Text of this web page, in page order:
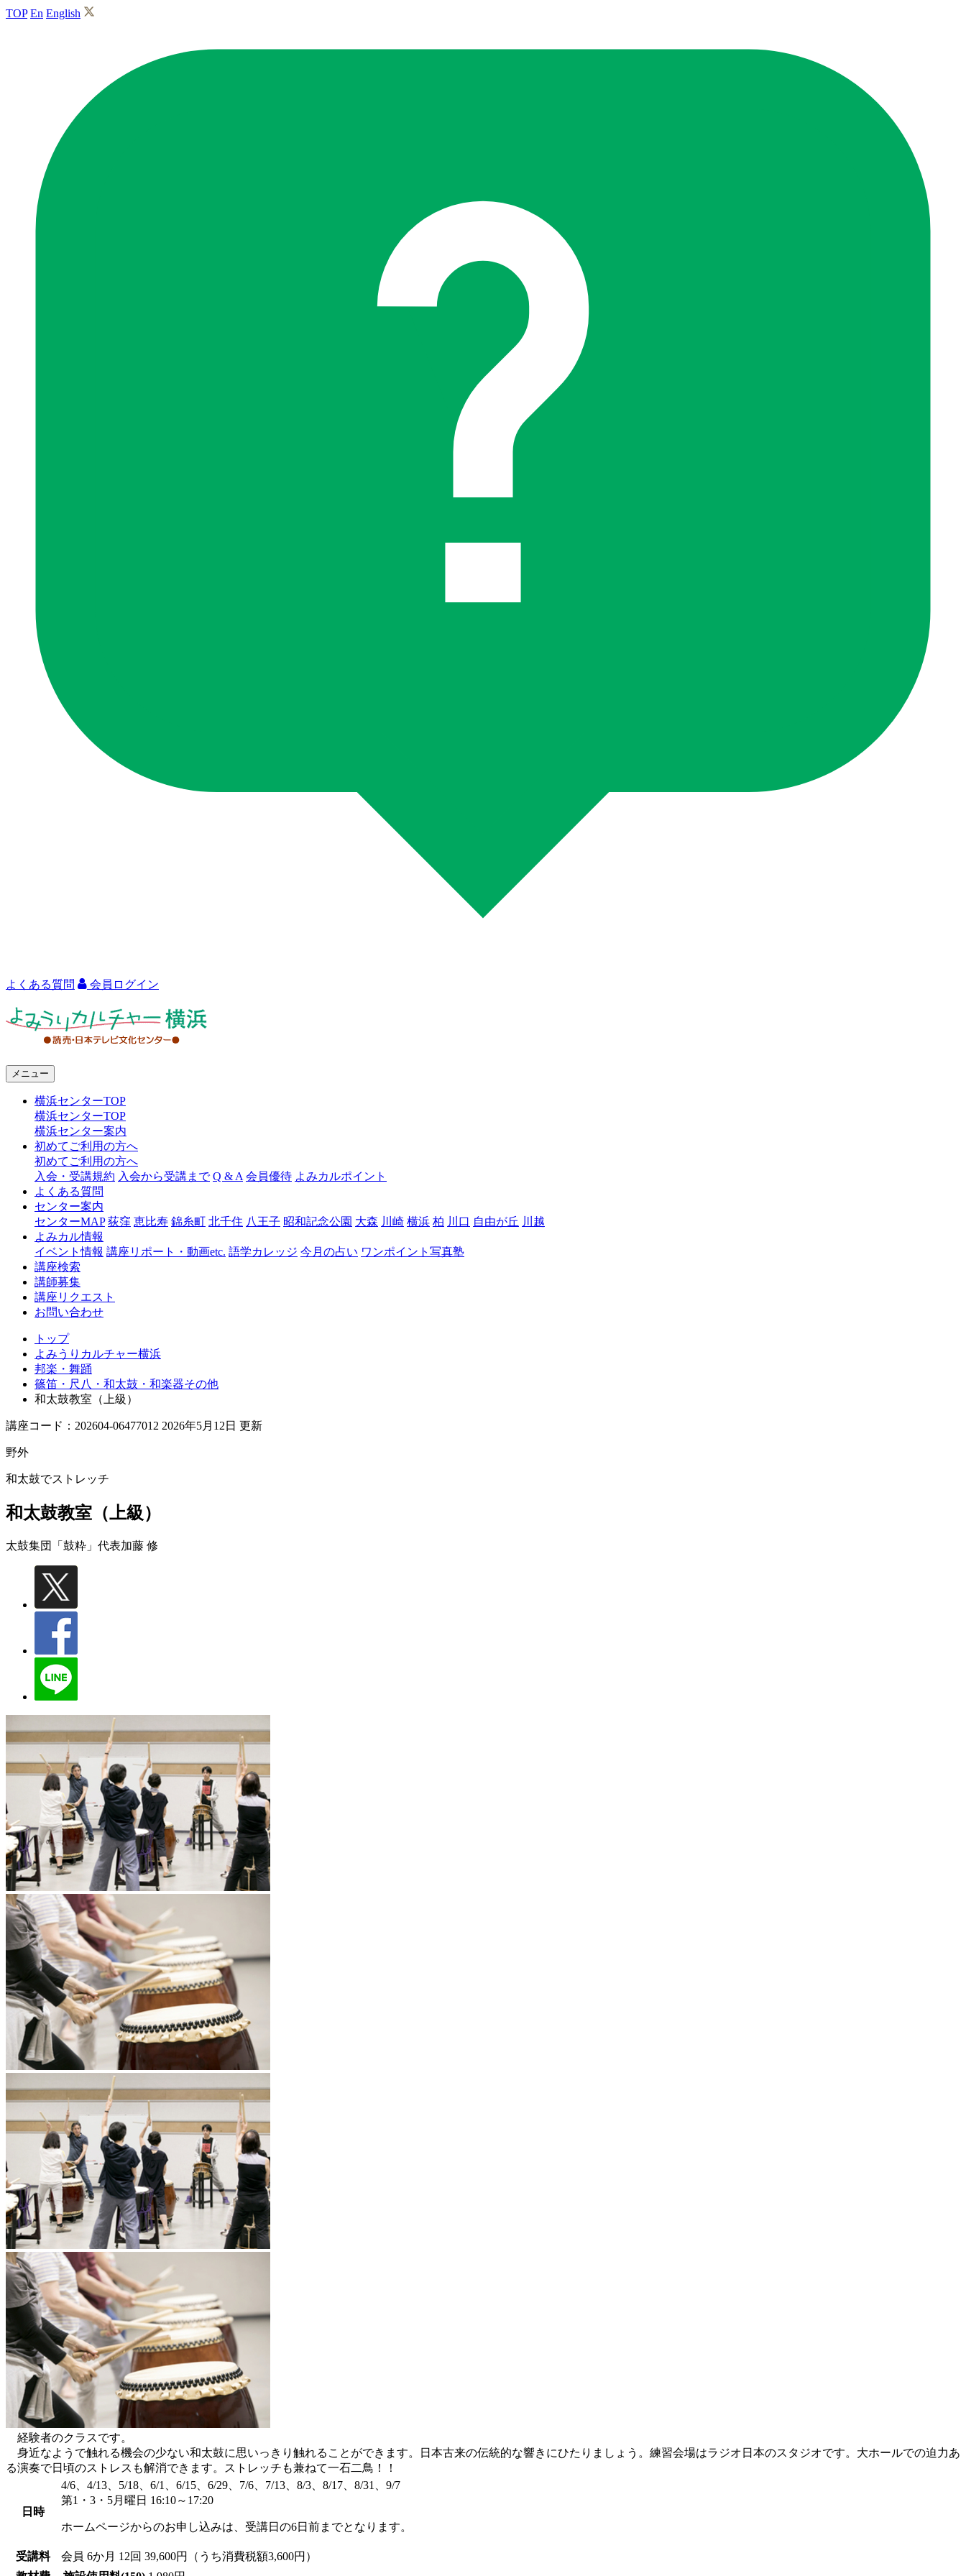
TOP En English
よくある質問 会員ログイン
ャ
横
浜
メニュー
横浜センターTOP
横浜センターTOP
横浜センター案内
初めてご利用の方へ
初めてご利用の方へ
入会・受講規約 入会から受講まで Q & A 会員優待 よみカルポイント
よくある質問
センター案内
センターMAP 荻窪 恵比寿 錦糸町 北千住 八王子 昭和記念公園 大森 川崎 横浜 柏 川口 自由が丘 川越
よみカル情報
イベント情報 講座リポート・動画etc. 語学カレッジ 今月の占い ワンポイント写真塾
講座検索
講師募集
講座リクエスト
お問い合わせ
トップ
よみうりカルチャー横浜
邦楽・舞踊
篠笛・尺八・和太鼓・和楽器その他
和太鼓教室（上級）
講座コード：202604-06477012 2026年5月12日 更新
野外
和太鼓でストレッチ
和太鼓教室（上級）
太鼓集団「鼓粋」代表加藤 修
経験者のクラスです。
身近なようで触れる機会の少ない和太鼓に思いっきり触れることができます。日本古来の伝統的な響きにひたりましょう。練習会場はラジオ日本のスタジオです。大ホールでの迫力あ
る演奏で日頃のストレスも解消できます。ストレッチも兼ねて一石二鳥！！
日時
4/6、4/13、5/18、6/1、6/15、6/29、7/6、7/13、8/3、8/17、8/31、9/7
第1・3・5月曜日 16:10～17:20
ホームページからのお申し込みは、受講日の6日前までとなります。
受講料 会員 6か月 12回 39,600円（うち消費税額3,600円）